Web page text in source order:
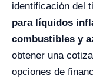
identificación del
para líquidos
combustibles y
obtener una
opciones de